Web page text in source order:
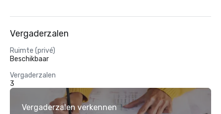
Vergaderzalen
Ruimte (privé)
Beschikbaar
Vergaderzalen
3
Vergaderzalen verkennen